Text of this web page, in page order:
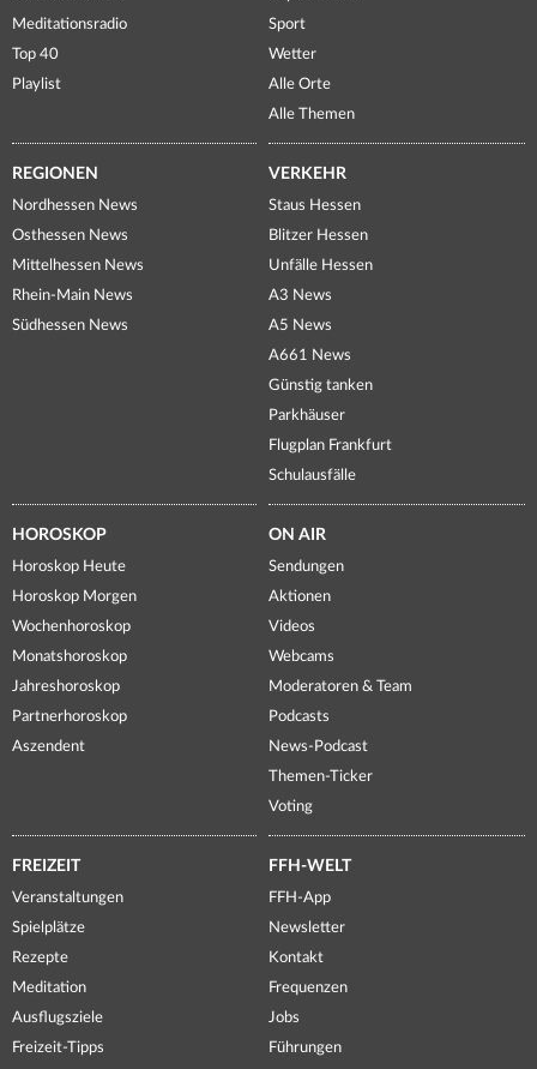
Meditationsradio
Top 40
Playlist
Sport
Wetter
Alle Orte
Alle Themen
REGIONEN
Nordhessen News
Osthessen News
Mittelhessen News
Rhein-Main News
Südhessen News
VERKEHR
Staus Hessen
Blitzer Hessen
Unfälle Hessen
A3 News
A5 News
A661 News
Günstig tanken
Parkhäuser
Flugplan Frankfurt
Schulausfälle
HOROSKOP
Horoskop Heute
Horoskop Morgen
Wochenhoroskop
Monatshoroskop
Jahreshoroskop
Partnerhoroskop
Aszendent
ON AIR
Sendungen
Aktionen
Videos
Webcams
Moderatoren & Team
Podcasts
News-Podcast
Themen-Ticker
Voting
FREIZEIT
Veranstaltungen
Spielplätze
Rezepte
Meditation
Ausflugsziele
Freizeit-Tipps
FFH-WELT
FFH-App
Newsletter
Kontakt
Frequenzen
Jobs
Führungen